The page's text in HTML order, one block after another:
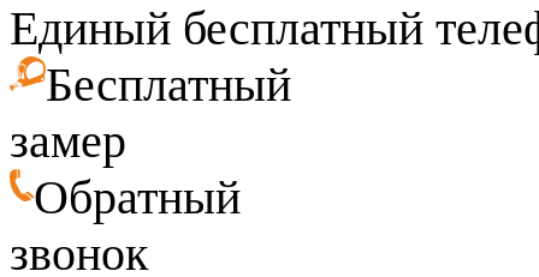
Единый бесплатный
Бесплатный
замер
Обратный
звонок